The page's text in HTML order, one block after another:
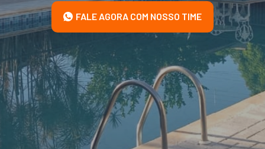
FALE AGORA COM NOSSO TIME